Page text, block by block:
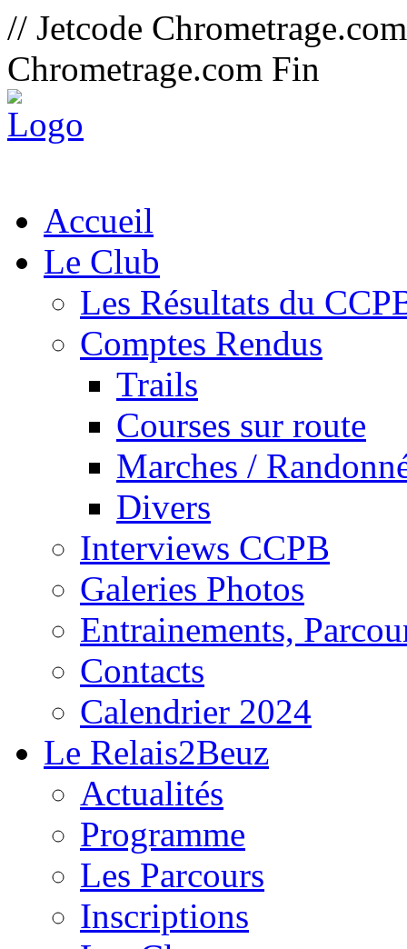
// Jetcode
Chrometrage.com Fin
Accueil
Le Club
Les Résultats du
Comptes Rendus
Trails
Courses sur route
Marches /
Divers
Interviews CCPB
Galeries Photos
Entrainements,
Contacts
Calendrier 2024
Le Relais2Beuz
Actualités
Programme
Les Parcours
Inscriptions